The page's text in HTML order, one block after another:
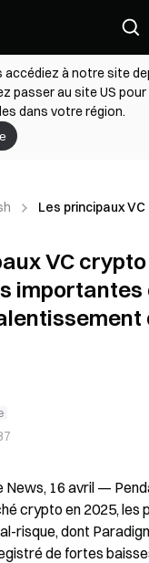
accédiez à notre site
passer au site US
dans votre région.
Les principaux
VC
importantes
News, 16 avril —
crypto en 2025, les
risque, dont
de fortes